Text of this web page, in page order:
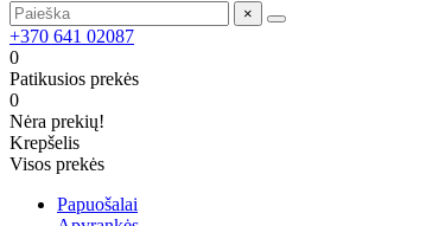
×
+370 641 02087
0
Patikusios prekės
0
Nėra prekių!
Krepšelis
Visos prekės
Papuošalai